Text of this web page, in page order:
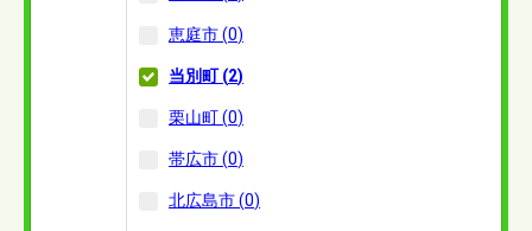
恵庭市(0)
当別町(2)
栗山町(0)
帯広市(0)
北広島市(0)